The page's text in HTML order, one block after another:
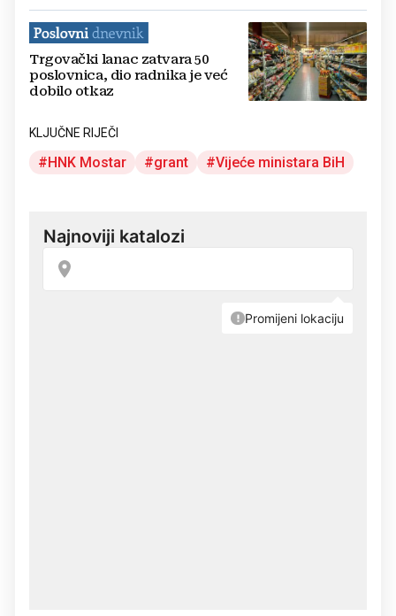
Trgovački lanac zatvara 50
poslovnica, dio radnika je već
dobilo otkaz
KLJUČNE RIJEČI
HNK Mostar grant Vijeće ministara BiH